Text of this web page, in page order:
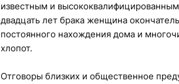
известным и
двадцать лет брака женщина
постоянного нахождения дома и
хлопот.
Отговоры близких и общественное